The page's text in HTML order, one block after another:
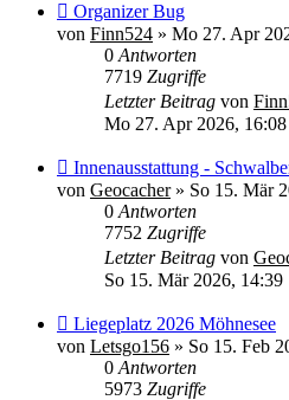
Neuer
Beitrag
Organizer Bug
von Finn524 » Mo 27. Apr
0 Antworten
7719 Zugriffe
Letzter Beitrag von
Mo 27. Apr 2026, 16:08
Neuer
Beitrag
Innenausstattung -
von Geocacher» So 15. Mär
0 Antworten
7752 Zugriffe
Letzter Beitrag von
So 15. Mär 2026, 14:39
Neuer
Beitrag
Liegeplatz 2026 Möhnesee
von Letsgo156 » So 15. Feb
0 Antworten
5973 Zugriffe